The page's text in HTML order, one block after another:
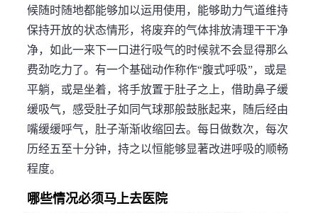
候随时随地都能够加以运用使用，能够助力气道维持
保持开放的状态情形，将废弃的气体排放清理干干净
净，如此一来下一口进行吸气的时候就不会显得那么
费劲吃力了。有一个基础动作称作“腹式呼吸”，或是
平躺，或是坐着，将手放置于肚子之上，借助鼻子缓
缓吸气，感受肚子如同气球那般鼓胀起来，随后经由
嘴缓缓呼气，肚子渐渐收缩回去。每日做数次，每次
历经五至十分钟，持之以恒能够显著改进呼吸的顺畅
程度。
哪些情况必须马上去医院